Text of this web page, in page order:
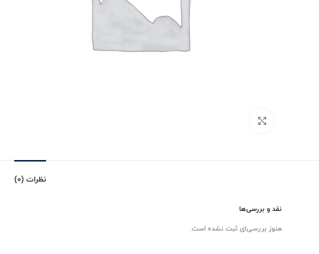
نظرات (0)
نقد و بررسی‌ها
هنوز بررسی‌ای ثبت نشده است.